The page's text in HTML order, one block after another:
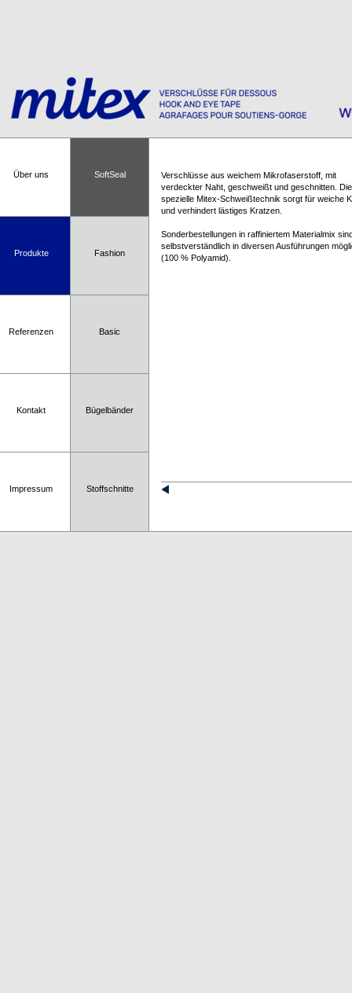
Über uns
Produkte
Referenzen
Kontakt
Impressum
SoftSeal
Fashion
Basic
Bügelbänder
Stoffschnitte
Verschlüsse aus weichem Mikrofaserstoff, mit
verdeckter Naht, geschweißt und geschnitten. Die
spezielle Mitex-Schweißtechnik sorgt für weiche
und verhindert lästiges Kratzen.
Sonderbestellungen in raffiniertem Materialmix
selbstverständlich in diversen Ausführungen
(100 % Polyamid).